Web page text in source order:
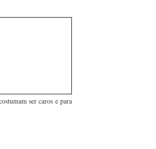
ser caros e para